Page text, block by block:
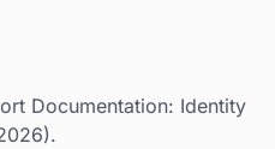
Documentation: Identity